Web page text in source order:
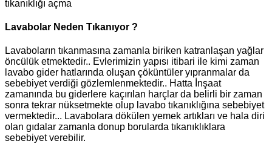
tıkanıklığı açma
Lavabolar Neden Tıkanıyor ?
Lavaboların tıkanmasına zamanla biriken katranlaşan yağlar
öncülük etmektedir.. Evlerimizin yapısı itibari ile kimi zaman
lavabo gider hatlarında oluşan çöküntüler yıpranmalar da
sebebiyet verdiği gözlemlenmektedir.. Hatta İnşaat
zamanında bu giderlere kaçırılan harçlar da belirli bir zaman
sonra tekrar nüksetmekte olup lavabo tıkanıklığına sebebiyet
vermektedir... Lavabolara dökülen yemek artıkları ve hala diri
olan gıdalar zamanla donup borularda tıkanıklıklara
sebebiyet verebilir.